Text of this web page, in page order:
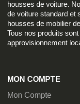
housses de voiture.
de voiture standard et
housses de mobilier
Tous nos produits
approvisionnement
MON COMPTE
Mon Compte